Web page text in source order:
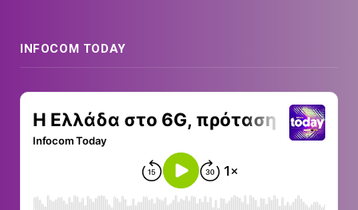
INFOCOM TODAY